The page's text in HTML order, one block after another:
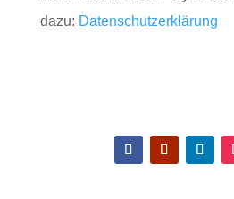
dazu: Datenschutzerklärung